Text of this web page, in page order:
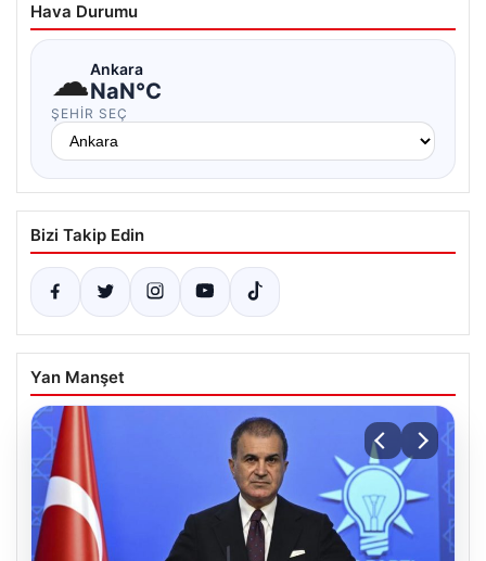
Hava Durumu
☁Ankara
NaN°C
ŞEHIR SEÇ
Bizi Takip Edin
Yan Manşet